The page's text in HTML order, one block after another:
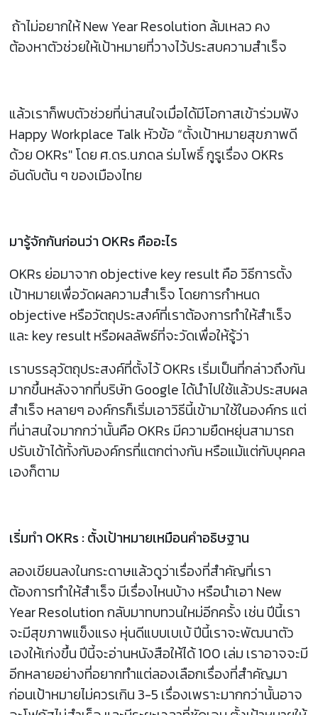
ถ้าไม่อยากให้ New Year Resolution ล้มเหลว คง
ต้องหาตัวช่วยให้เป้าหมายที่วางไว้ประสบความสำเร็จ
แล้วเราก็พบตัวช่วยที่น่าสนใจเมื่อได้มีโอกาสเข้าร่วมฟัง
Happy Workplace Talk หัวข้อ “ตั้งเป้าหมายสุขภาพดี
ด้วย OKRs" โดย ศ.ดร.นภดล ร่มโพธิ์ กูรูเรื่อง OKRs
อันดับต้น ๆ ของเมืองไทย
มารู้จักกันก่อนว่า OKRs คืออะไร
OKRs ย่อมาจาก objective key result คือ วิธีการตั้ง
เป้าหมายเพื่อวัดผลความสำเร็จ โดยการกำหนด
objective หรือวัตถุประสงค์ที่เราต้องการทำให้สำเร็จ
และ key result หรือผลลัพธ์ที่จะวัดเพื่อให้รู้ว่า
เราบรรลุวัตถุประสงค์ที่ตั้งไว้ OKRs เริ่มเป็นที่กล่าวถึงกัน
มากขึ้นหลังจากที่บริษัท Google ได้นำไปใช้แล้วประสบผล
สำเร็จ หลายๆ องค์กรก็เริ่มเอาวิธีนี้เข้ามาใช้ในองค์กร แต่
ที่น่าสนใจมากกว่านั้นคือ OKRs มีความยืดหยุ่นสามารถ
ปรับเข้าได้ทั้งกับองค์กรที่แตกต่างกัน หรือแม้แต่กับบุคคล
เองก็ตาม
เริ่มทำ OKRs : ตั้งเป้าหมายเหมือนคำอธิษฐาน
ลองเขียนลงในกระดาษแล้วดูว่าเรื่องที่สำคัญที่เรา
ต้องการทำให้สำเร็จ มีเรื่องไหนบ้าง หรือนำเอา New
Year Resolution กลับมาทบทวนใหม่อีกครั้ง เช่น ปีนี้เรา
จะมีสุขภาพแข็งแรง หุ่นดีแบบเบเบ้ ปีนี้เราจะพัฒนาตัว
เองให้เก่งขึ้น ปีนี้จะอ่านหนังสือให้ได้ 100 เล่ม เราอาจจะมี
อีกหลายอย่างที่อยากทำแต่ลองเลือกเรื่องที่สำคัญมา
ก่อนเป้าหมายไม่ควรเกิน 3-5 เรื่องเพราะมากกว่านั้นอาจ